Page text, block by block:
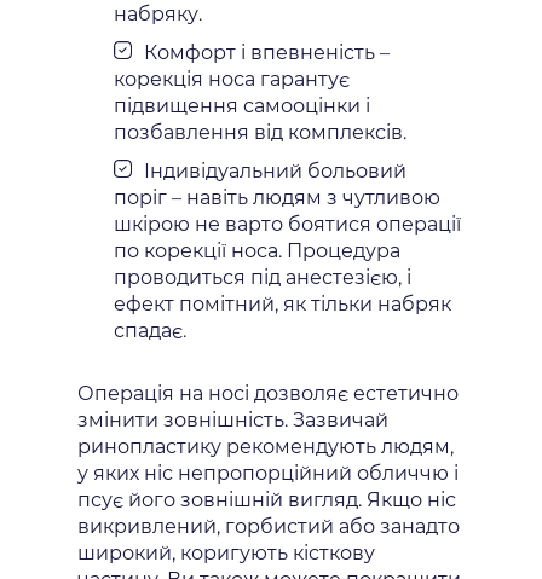
набряку.
Комфорт і впевненість –
корекція носа гарантує
підвищення самооцінки і
позбавлення від комплексів.
Індивідуальний больовий
поріг – навіть людям з чутливою
шкірою не варто боятися операції
по корекції носа. Процедура
проводиться під анестезією, і
ефект помітний, як тільки набряк
спадає.
Операція на носі дозволяє естетично
змінити зовнішність. Зазвичай
ринопластику рекомендують людям,
у яких ніс непропорційний обличчю і
псує його зовнішній вигляд. Якщо ніс
викривлений, горбистий або занадто
широкий, коригують кісткову